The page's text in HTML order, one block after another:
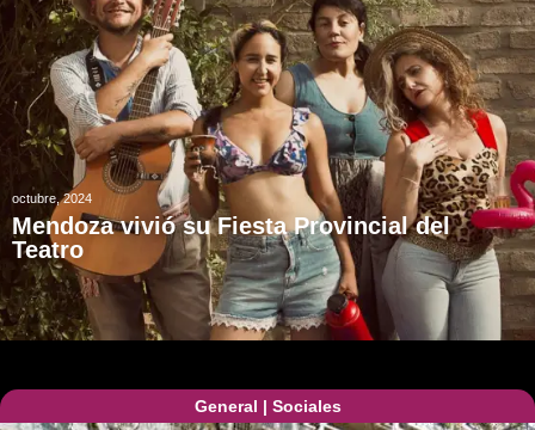
octubre, 2024
Mendoza vivió su Fiesta Provincial del
Teatro
General | Sociales